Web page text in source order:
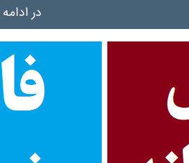
و بازیگر خردسال و
شام و بیوگرافی بازیگران
سریال به وقت شام و
و حواشی فیلم به وقت
و جوایز به وقت شام و
شام را در نم نمک ببینید.
در